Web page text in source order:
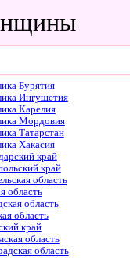
Бурятия
Ингушетия
Карелия
Мордовия
Татарстан
Хакасия
край
край
область
область
область
область
край
область
область